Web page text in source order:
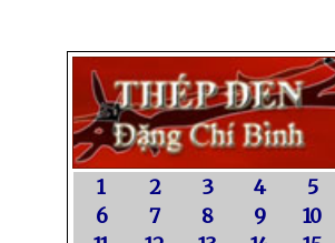
1 2 3 4
5
6
7 8 9
10